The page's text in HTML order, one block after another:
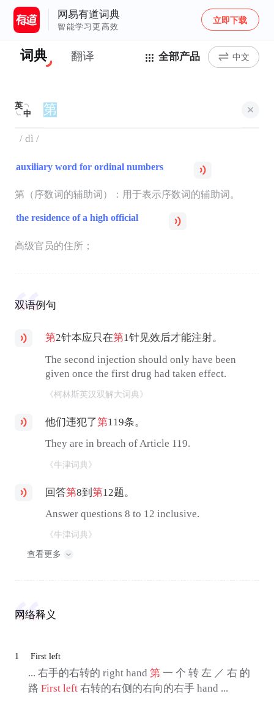
网易有道词典
智能学习更高效
立即下载
词典 翻译 全部产品 中文
英
中
/ dì /
auxiliary word for ordinal numbers
第（序数词的辅助词）：用于表示序数词的辅助词。
the residence of a high official
高级官员的住所；
双语例句
第2针本应只在第1针见效后才能注射。
The second injection should only have been
given once the first drug had taken effect.
《柯林斯英汉双解大词典》
他们违犯了第119条。
They are in breach of Article 119.
《牛津词典》
回答第8到第12题。
Answer questions 8 to 12 inclusive.
《牛津词典》
查看更多
网络释义
1 First left
... 右手的右转的 right hand 第一 个 转 左 ／ 右 的
路 First left右转的右侧的右向的右手 hand ...